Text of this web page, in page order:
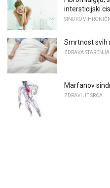
intersticijski
SINDROM
Smrtnost svih
ZDRAVA STARENJA
Marfanov
ZDRAVLJE SRCA